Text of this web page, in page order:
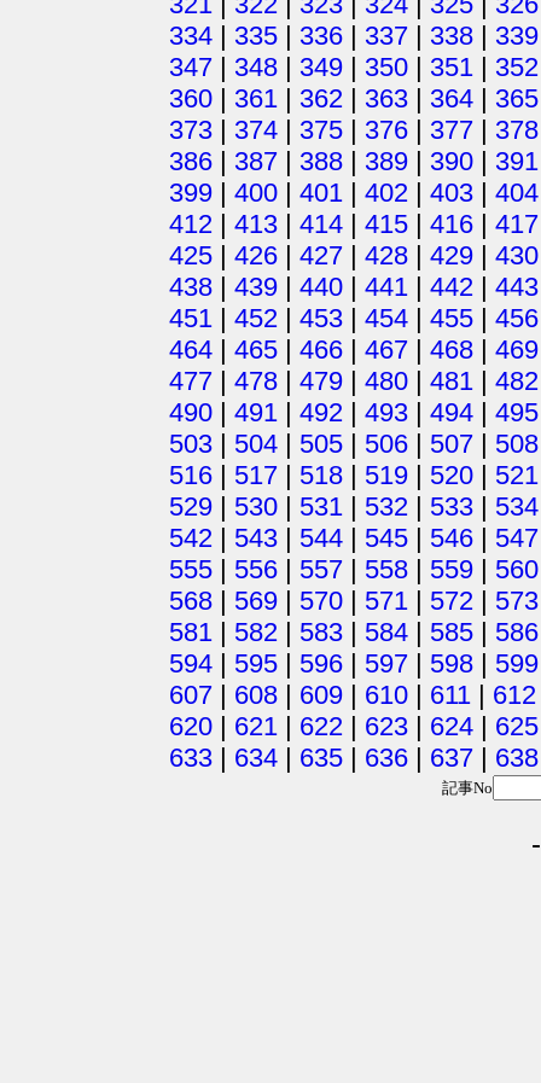
334 | 335 | 336 | 337 | 338 | 339
347 | 348 | 349 | 350 | 351 | 352
360 | 361 | 362 | 363 | 364 | 365
373 | 374 | 375 | 376 | 377 | 378
386 | 387 | 388 | 389 | 390 | 391
399 | 400 | 401 | 402 | 403 | 404
412 | 413 | 414 | 415 | 416 | 417
425 | 426 | 427 | 428 | 429 | 430
438 | 439 | 440 | 441 | 442 | 443
451 | 452 | 453 | 454 | 455 | 456
464 | 465 | 466 | 467 | 468 | 469
477 | 478 | 479 | 480 | 481 | 482
490 | 491 | 492 | 493 | 494 | 495
503 | 504 | 505 | 506 | 507 | 508
516 | 517 | 518 | 519 | 520 | 521
529 | 530 | 531 | 532 | 533 | 534
542 | 543 | 544 | 545 | 546 | 547
555 | 556 | 557 | 558 | 559 | 560
568 | 569 | 570 | 571 | 572 | 573
581 | 582 | 583 | 584 | 585 | 586
594 | 595 | 596 | 597 | 598 | 599
607 | 608 | 609 | 610 | 611 | 612
620 | 621 | 622 | 623 | 624 | 625
633 | 634 | 635 | 636 | 637 | 638
記事No